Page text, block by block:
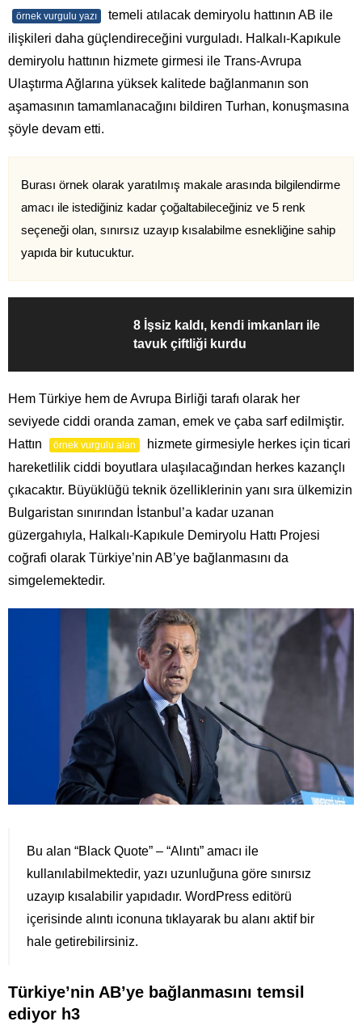
örnek vurgulu yazı
temeli atılacak demiryolu hattının AB ile
ilişkileri daha güçlendireceğini vurguladı. Halkalı-Kapıkule
demiryolu hattının hizmete girmesi ile Trans-Avrupa
Ulaştırma Ağlarına yüksek kalitede bağlanmanın son
aşamasının tamamlanacağını bildiren Turhan, konuşmasına
şöyle devam etti.
Burası örnek olarak yaratılmış makale arasında bilgilendirme
amacı ile istediğiniz kadar çoğaltabileceğiniz ve 5 renk
seçeneği olan, sınırsız uzayıp kısalabilme esnekliğine sahip
yapıda bir kutucuktur.
8 İşsiz kaldı, kendi imkanları ile
tavuk çiftliği kurdu
Hem Türkiye hem de Avrupa Birliği tarafı olarak her
seviyede ciddi oranda zaman, emek ve çaba sarf edilmiştir.
Hattın
örnek vurgulu alan
hizmete girmesiyle herkes için ticari
hareketlilik ciddi boyutlara ulaşılacağından herkes kazançlı
çıkacaktır. Büyüklüğü teknik özelliklerinin yanı sıra ülkemizin
Bulgaristan sınırından İstanbul’a kadar uzanan
güzergahıyla, Halkalı-Kapıkule Demiryolu Hattı Projesi
coğrafi olarak Türkiye’nin AB’ye bağlanmasını da
simgelemektedir.
Bu alan “Black Quote” – “Alıntı” amacı ile
kullanılabilmektedir, yazı uzunluğuna göre sınırsız
uzayıp kısalabilir yapıdadır. WordPress editörü
içerisinde alıntı iconuna tıklayarak bu alanı aktif bir
hale getirebilirsiniz.
Türkiye’nin AB’ye bağlanmasını temsil
ediyor h3